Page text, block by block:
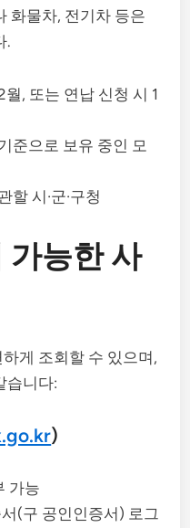
화물차, 전기차 등은
.
월, 또는 연납 신청 시 1
준으로 보유 중인 모
할 시·군·구청
가능한 사
게 조회할 수 있으며,
습니다:
)
가능
(구 공인인증서) 로그